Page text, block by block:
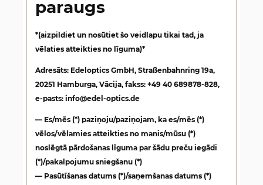
paraugs
*(aizpildiet un nosūtiet šo veidlapu tikai tad, ja
vēlaties atteikties no līguma)*
Adresāts: Edeloptics GmbH, Straßenbahnring 19a,
20251 Hamburga, Vācija, fakss: +49 40 689878-828,
e-pasts: info@edel-optics.de
— Es/mēs (*) paziņoju/paziņojam, ka es/mēs (*)
vēlos/vēlamies atteikties no manis/mūsu (*)
noslēgtā pārdošanas līguma par šādu preču iegādi
(*)/pakalpojumu sniegšanu (*)
— Pasūtīšanas datums (*)/saņemšanas datums (*)